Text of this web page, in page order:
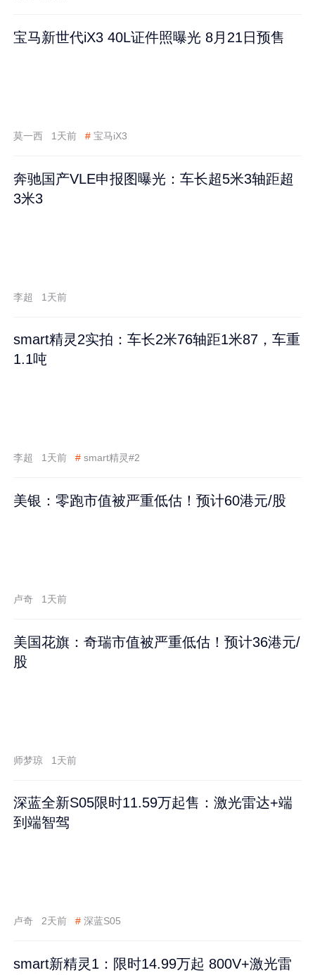
宝马新世代iX3 40L证件照曝光 8月21日预售
莫一西 1天前 # 宝马iX3
奔驰国产VLE申报图曝光：车长超5米3轴距超
3米3
李超 1天前
smart精灵2实拍：车长2米76轴距1米87，车重
1.1吨
李超 1天前 # smart精灵#2
美银：零跑市值被严重低估！预计60港元/股
卢奇 1天前
美国花旗：奇瑞市值被严重低估！预计36港元/
股
师梦琼 1天前
深蓝全新S05限时11.59万起售：激光雷达+端
到端智驾
卢奇 2天前 # 深蓝S05
smart新精灵1：限时14.99万起 800V+激光雷